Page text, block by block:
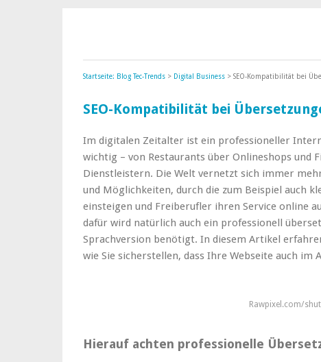
Startseite: Blog Tec-Trends > Digital Business > SEO-Kompatibilität bei
SEO-Kompatibilität bei
Im digitalen Zeitalter ist ein professioneller
wichtig – von Restaurants über Onlineshops und
Dienstleistern. Die Welt vernetzt sich immer
und Möglichkeiten, durch die zum Beispiel auch
einsteigen und Freiberufler ihren Service online
dafür wird natürlich auch ein professionell
Sprachversion benötigt. In diesem Artikel
wie Sie sicherstellen, dass Ihre Webseite auch im
Rawpixel.com/
Hierauf achten professionelle